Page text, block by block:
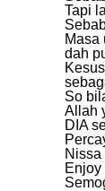
Tapi
Masa
dah
So
Allah
DIA
Enjoy